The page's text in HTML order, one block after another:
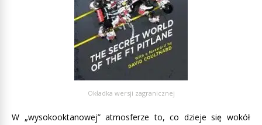
Okładka wersji zagranicznej
W „wysokooktanowej” atmosferze to, co dzieje się wokół